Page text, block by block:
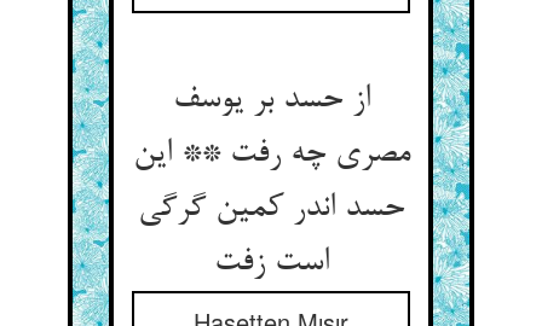
از حسد بر یوسف
مصری چه رفت ** این
حسد اندر کمین گرگی
است زفت‏